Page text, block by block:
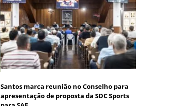
Santos marca reunião no Conselho para
apresentação de proposta da SDC Sports